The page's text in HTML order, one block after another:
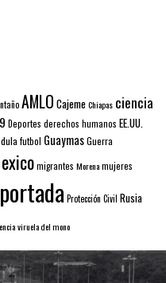
AMLO CajemeChiapas ciencia
Deportes derechos humanos EE.UU.
futbol GuaymasGuerra
migrantes Morenamujeres
portada Protección Civil Rusia
viruela del mono